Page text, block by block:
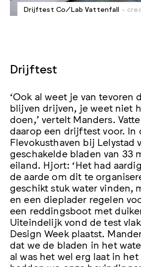
Drijftest Co/Lab Vattenfall -
Drijftest
‘Ook al weet je van tevoren
blijven drijven, je weet niet
doen,’ vertelt Manders.
daarop een drijftest voor. In
Flevokusthaven bij Lelystad
geschakelde bladen van 33
eiland. Hjort: ‘Het had
de aarde om dit te
geschikt stuk water vinden,
en een dieplader regelen
een reddingsboot met
Uiteindelijk vond de test
Design Week plaatst.
dat we de bladen in het
al was het wel erg laat in